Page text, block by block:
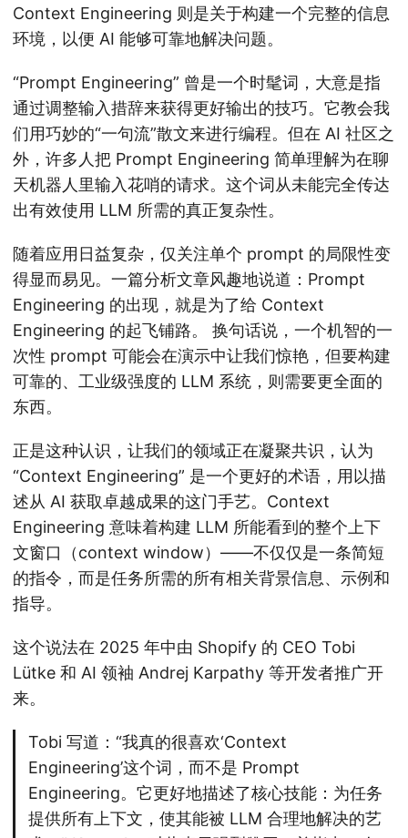
Context Engineering 则是关于构建一个完整的信息
环境，以便 AI 能够可靠地解决问题。
“Prompt Engineering” 曾是一个时髦词，大意是指
通过调整输入措辞来获得更好输出的技巧。它教会我
们用巧妙的“一句流”散文来进行编程。但在 AI 社区之
外，许多人把 Prompt Engineering 简单理解为在聊
天机器人里输入花哨的请求。这个词从未能完全传达
出有效使用 LLM 所需的真正复杂性。
随着应用日益复杂，仅关注单个 prompt 的局限性变
得显而易见。一篇分析文章风趣地说道：Prompt
Engineering 的出现，就是为了给 Context
Engineering 的起飞铺路。 换句话说，一个机智的一
次性 prompt 可能会在演示中让我们惊艳，但要构建
可靠的、工业级强度的 LLM 系统，则需要更全面的
东西。
正是这种认识，让我们的领域正在凝聚共识，认为
“Context Engineering” 是一个更好的术语，用以描
述从 AI 获取卓越成果的这门手艺。Context
Engineering 意味着构建 LLM 所能看到的整个上下
文窗口（context window）——不仅仅是一条简短
的指令，而是任务所需的所有相关背景信息、示例和
指导。
这个说法在 2025 年中由 Shopify 的 CEO Tobi
Lütke 和 AI 领袖 Andrej Karpathy 等开发者推广开
来。
Tobi 写道：“我真的很喜欢‘Context
Engineering’这个词，而不是 Prompt
Engineering。它更好地描述了核心技能：为任务
提供所有上下文，使其能被 LLM 合理地解决的艺